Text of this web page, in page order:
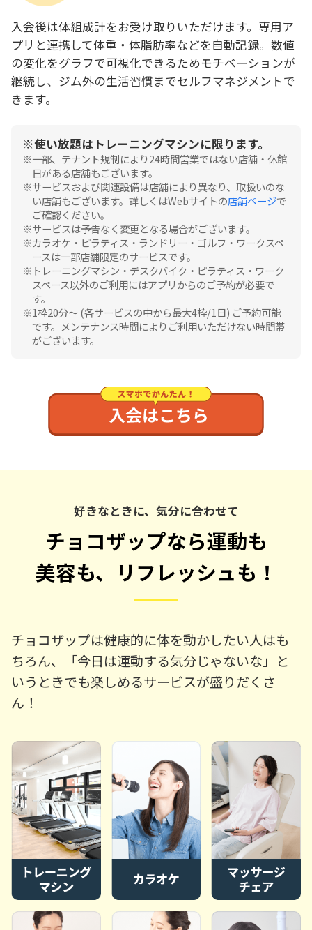
入会後は体組成計をお受け取りいただけます。専用ア
プリと連携して体重・体脂肪率などを自動記録。数値
の変化をグラフで可視化できるためモチベーションが
継続し、ジム外の生活習慣までセルフマネジメントで
きます。
使い放題はトレーニングマシンに限ります。
一部、テナント規制により24時間営業ではない店舗・休館
日がある店舗もございます。
サービスおよび関連設備は店舗により異なり、取扱いのな
い店舗もございます。詳しくはWebサイトの店舗ページで
ご確認ください。
サービスは予告なく変更となる場合がございます。
カラオケ・ピラティス・ランドリー・ゴルフ・ワークスペ
ースは一部店舗限定のサービスです。
トレーニングマシン・デスクバイク・ピラティス・ワーク
スペース以外のご利用にはアプリからのご予約が必要で
す。
1枠20分〜 (各サービスの中から最大4枠/1日) ご予約可能
です。メンテナンス時間によりご利用いただけない時間帯
がございます。
好きなときに、気分に合わせて
チョコザップなら運動も
美容も、リフレッシュも！
チョコザップは健康的に体を動かしたい人はも
ちろん、「今日は運動する気分じゃないな」と
いうときでも楽しめるサービスが盛りだくさ
ん！